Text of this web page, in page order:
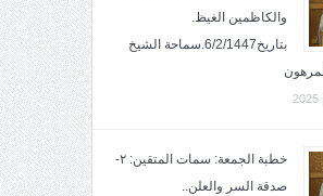
والكاظمين الغيظ.
بتاريخ6/2/1447.سماحة الشيخ
خطبة الجمعة: سمات المتقين: ٢-
صدقة السر والعلن..